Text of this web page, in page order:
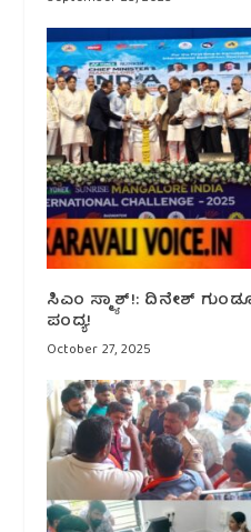
ಸಿಎಂ ಸ್ಮ್ಯಾಶ್!: ದಿನೇಶ್
ಪಂದ್ಯ!
October 27, 2025